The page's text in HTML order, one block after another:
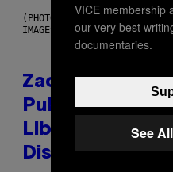
(PHOTO BY ROBERTO PANUCCI
IMAGES)
Zachary Cole
Publicly
Library Built on
Dismantled
VICE membership
our very best
documentaries.
See